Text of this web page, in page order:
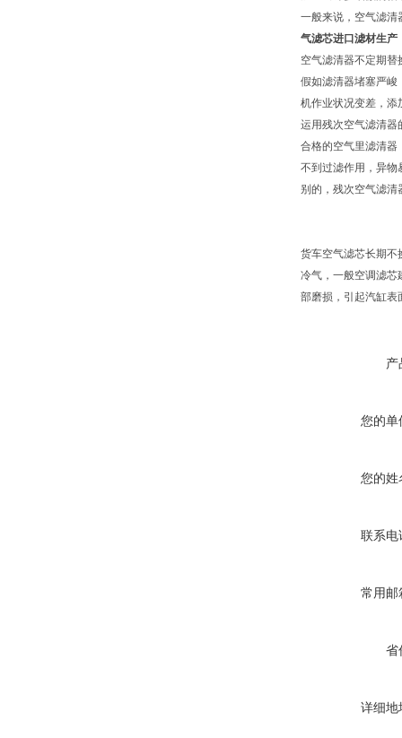
一般来说，空气滤清
气滤芯进口滤材生产
空气滤清器不定期替
假如滤清器堵塞严峻
机作业状况变差，添
运用残次空气滤清器
合格的空气里滤清器
不到过滤作用，异物
别的，残次空气滤清
货车空气滤芯长期不
冷气，一般空调滤芯
部磨损，引起汽缸表
产
您的单
您的姓
联系电
常用邮
省
详细地